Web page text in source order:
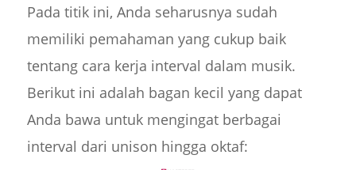
Pada titik ini, Anda seharusnya sudah
memiliki pemahaman yang cukup baik
tentang cara kerja interval dalam musik.
Berikut ini adalah bagan kecil yang dapat
Anda bawa untuk mengingat berbagai
interval dari unison hingga oktaf: